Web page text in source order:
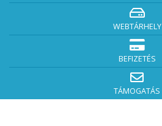
WEBTÁRHELY
BEFIZETÉS
TÁMOGATÁS